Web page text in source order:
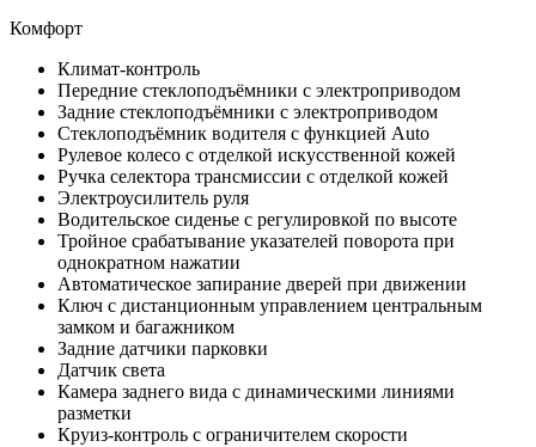
Комфорт
Климат-контроль
Передние стеклоподъёмники с электроприводом
Задние стеклоподъёмники с электроприводом
Стеклоподъёмник водителя с функцией Auto
Рулевое колесо с отделкой искусственной кожей
Ручка селектора трансмиссии с отделкой кожей
Электроусилитель руля
Водительское сиденье с регулировкой по высоте
Тройное срабатывание указателей поворота при
однократном нажатии
Автоматическое запирание дверей при движении
Ключ с дистанционным управлением центральным
замком и багажником
Задние датчики парковки
Датчик света
Камера заднего вида с динамическими линиями
разметки
Круиз-контроль с ограничителем скорости